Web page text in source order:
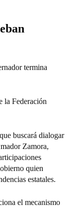
termina
la Federación
buscará dialogar
Zamora,
quien
estatales.
el mecanismo